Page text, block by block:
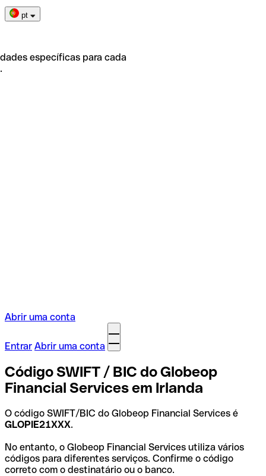
pt
específicas para cada
Abrir uma conta
Entrar Abrir uma conta
Código SWIFT / BIC do Globeop
Financial Services em Irlanda
O código SWIFT/BIC do Globeop Financial Services é
GLOPIE21XXX.
No entanto, o Globeop Financial Services utiliza vários
códigos para diferentes serviços. Confirme o código
correto com o destinatário ou o banco.